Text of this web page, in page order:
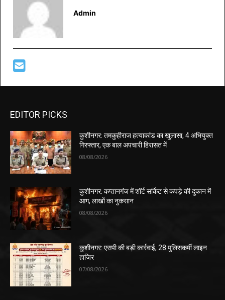
Admin
EDITOR PICKS
कुशीनगर: तमकुहीराज हत्याकांड का खुलासा, 4 अभियुक्त
गिरफ्तार, एक बाल अपचारी हिरासत में
08/08/2026
कुशीनगर: कप्तानगंज में शॉर्ट सर्किट से कपड़े की दुकान में
आग, लाखों का नुकसान
08/08/2026
कुशीनगर: एसपी की बड़ी कार्रवाई, 28 पुलिसकर्मी लाइन
हाजिर
07/08/2026